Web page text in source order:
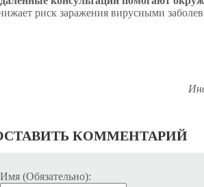
риск заражения вирусными
КОММЕНТАРИЙ
Имя (Обязательно):